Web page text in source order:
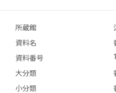
所蔵館
資料名
資料番号
大分類
小分類